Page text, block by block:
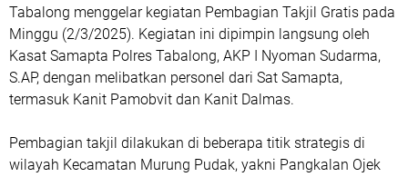
Tabalong menggelar kegiatan Pembagian Takjil Gratis pada
Minggu (2/3/2025). Kegiatan ini dipimpin langsung oleh
Kasat Samapta Polres Tabalong, AKP I Nyoman Sudarma,
S.AP, dengan melibatkan personel dari Sat Samapta,
termasuk Kanit Pamobvit dan Kanit Dalmas.
Pembagian takjil dilakukan di beberapa titik strategis di
wilayah Kecamatan Murung Pudak, yakni Pangkalan Ojek